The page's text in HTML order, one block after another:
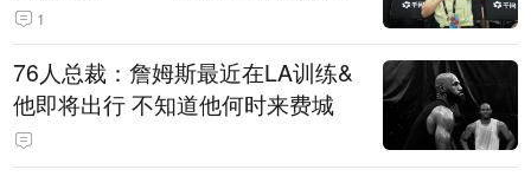
1
76人总裁：詹姆斯最近在LA训练&
他即将出行 不知道他何时来费城